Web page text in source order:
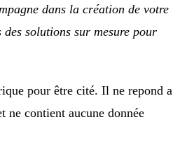
dans la création de votre
solutions sur mesure pour
pour être cité. Il ne repond a
ne contient aucune donnée